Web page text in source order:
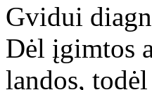
Gvidui
Dėl įgimtos
landos,